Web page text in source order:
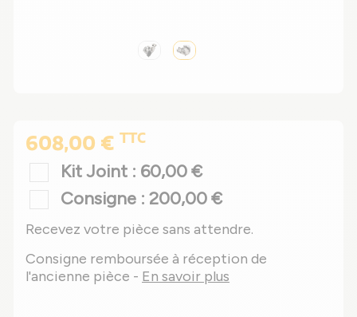
608,00 € TTC
Kit Joint : 60,00 €
Consigne : 200,00 €
Recevez votre pièce sans attendre.
Consigne remboursée à réception de
l'ancienne pièce - En savoir plus